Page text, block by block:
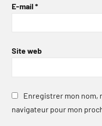
E-mail *
Site web
Enregistrer mon nom,
navigateur pour mon